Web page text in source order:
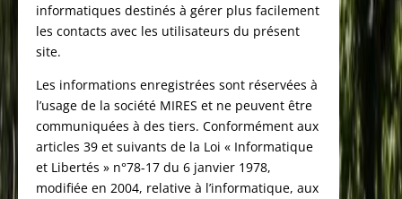
informatiques destinés à gérer plus facilement
les contacts avec les utilisateurs du présent
site.
Les informations enregistrées sont réservées à
l’usage de la société MIRES et ne peuvent être
communiquées à des tiers. Conformément aux
articles 39 et suivants de la Loi « Informatique
et Libertés » n°78-17 du 6 janvier 1978,
modifiée en 2004, relative à l’informatique, aux